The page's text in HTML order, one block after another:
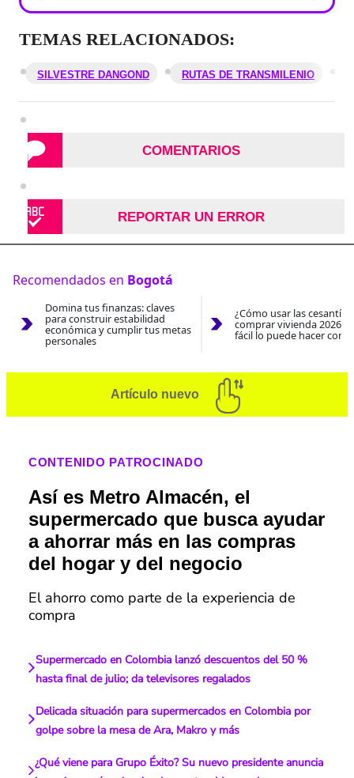
TEMAS RELACIONADOS:
SILVESTRE DANGOND RUTAS DE TRANSMILENIO
COMENTARIOS
REPORTAR UN ERROR
Recomendados en Bogotá
Domina tus finanzas: claves
para construir estabilidad
económica y cumplir tus metas
personales
¿Cómo usar las
comprar vivienda 2026?
fácil lo puede hacer con
Artículo nuevo
CONTENIDO PATROCINADO
Así es Metro Almacén, el
supermercado que busca ayudar
a ahorrar más en las compras
del hogar y del negocio
El ahorro como parte de la experiencia de
compra
Supermercado en Colombia lanzó descuentos del 50 %
hasta final de julio; da televisores regalados
Delicada situación para supermercados en Colombia por
golpe sobre la mesa de Ara, Makro y más
¿Qué viene para Grupo Éxito? Su nuevo presidente anuncia